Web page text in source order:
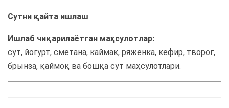
Сутни қайта ишлаш
Ишлаб чиқарилаётган маҳсулотлар:
сут, йогурт, сметана, каймак, ряженка, кефир, творог,
брынза, қаймоқ ва бошқа сут маҳсулотлари.